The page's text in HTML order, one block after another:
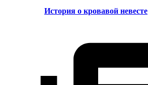
История о кровавой невесте